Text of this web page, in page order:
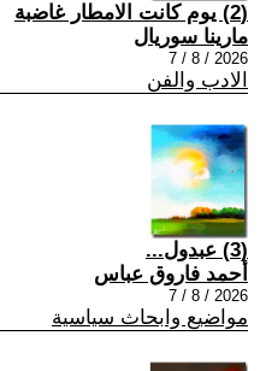
(2) يوم كانت الامطار غاضبة
مارينا سوريال
2026 / 8 / 7
الادب والفن
(3) عبدول...
أحمد فاروق عباس
2026 / 8 / 7
مواضيع وابحاث سياسية